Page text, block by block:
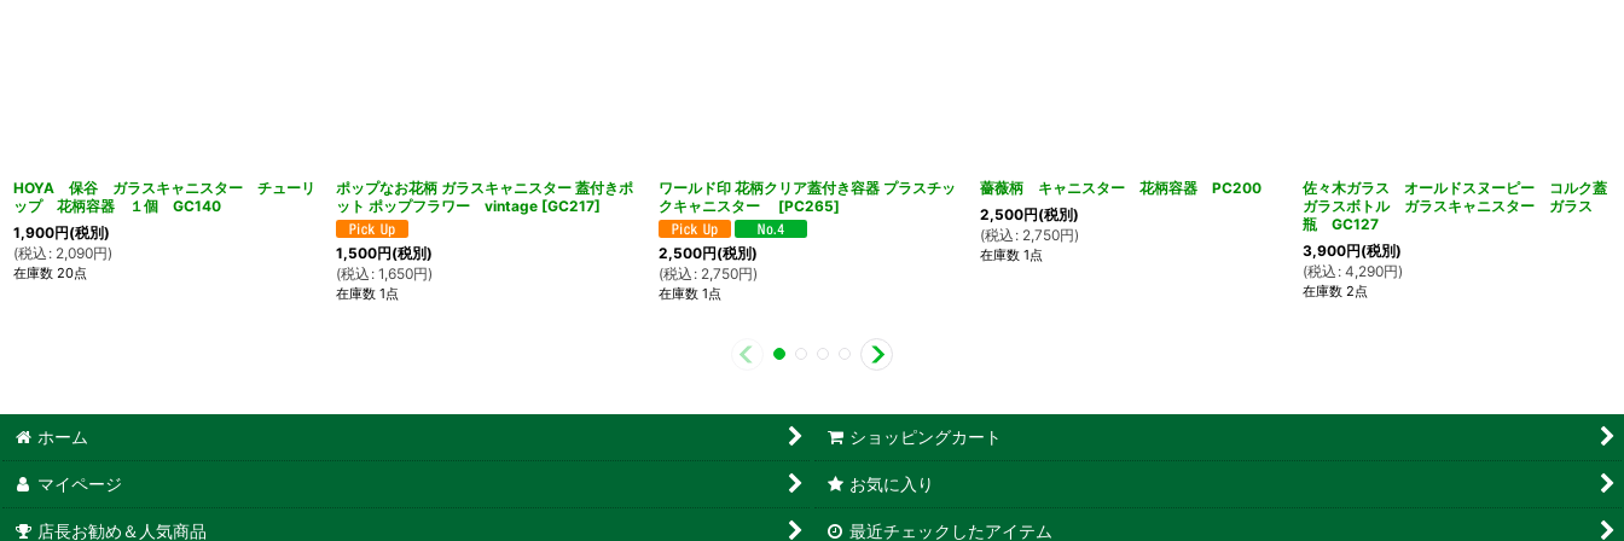
HOYA 保谷 ガラスキャニスター チューリ
ップ 花柄容器 １個 GC140
1,900円(税別)
(税込 : 2,090円)
在庫数 20点
ポップなお花柄 ガラスキャニスター 蓋付きポ
ット ポップフラワー vintage [GC217]
1,500円(税別)
(税込 : 1,650円)
在庫数 1点
ワールド印 花柄クリア蓋付き容器 プラスチッ
クキャニスター
[PC265]
2,500円(税別)
(税込 : 2,750円)
在庫数 1点
薔薇柄 キャニスター 花柄容器 PC200
2,500円(税別)
(税込 : 2,750円)
在庫数 1点
佐々木ガラス オールドスヌーピー コルク蓋
ガラスボトル ガラスキャニスター ガラス
瓶 GC127
3,900円(税別)
(税込 : 4,290円)
在庫数 2点
ホーム ショッピングカート
マイページ お気に入り
店長お勧め＆人気商品 最近チェックしたアイテム